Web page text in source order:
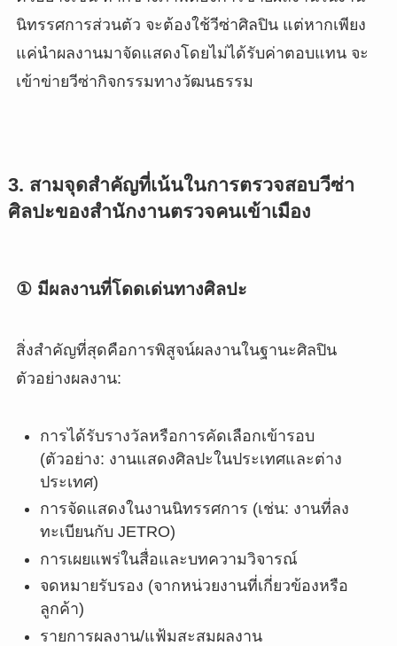
นิทรรศการส่วนตัว จะต้องใช้วีซ่าศิลปิน แต่หากเพียง
แค่นำผลงานมาจัดแสดงโดยไม่ได้รับค่าตอบแทน จะ
เข้าข่ายวีซ่ากิจกรรมทางวัฒนธรรม
3. สามจุดสำคัญที่เน้นในการตรวจสอบวีซ่า
ศิลปะของสำนักงานตรวจคนเข้าเมือง
① มีผลงานที่โดดเด่นทางศิลปะ
สิ่งสำคัญที่สุดคือการพิสูจน์ผลงานในฐานะศิลปิน
ตัวอย่างผลงาน:
การได้รับรางวัลหรือการคัดเลือกเข้ารอบ
(ตัวอย่าง: งานแสดงศิลปะในประเทศและต่าง
ประเทศ)
การจัดแสดงในงานนิทรรศการ (เช่น: งานที่ลง
ทะเบียนกับ JETRO)
การเผยแพร่ในสื่อและบทความวิจารณ์
จดหมายรับรอง (จากหน่วยงานที่เกี่ยวข้องหรือ
ลูกค้า)
รายการผลงาน/แฟ้มสะสมผลงาน